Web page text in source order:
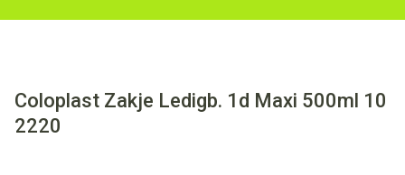
Coloplast Zakje Ledigb. 1d Maxi 500ml 10
2220